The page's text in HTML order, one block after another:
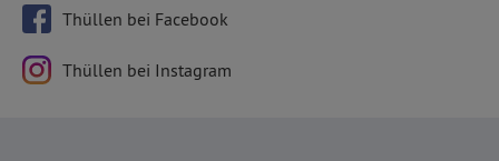
Thüllen bei Facebook
Thüllen bei Instagram